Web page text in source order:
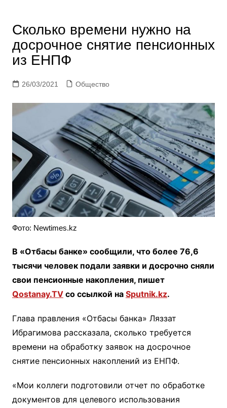
Сколько времени нужно на
досрочное снятие пенсионных
из ЕНПФ
26/03/2021 Общество
Фото: Newtimes.kz
В «Отбасы банке» сообщили, что более 76,6
тысячи человек подали заявки и досрочно сняли
свои пенсионные накопления, пишет
Qostanay.TVсо ссылкой на Sputnik.kz.
Глава правления «Отбасы банка» Ляззат
Ибрагимова рассказала, сколько требуется
времени на обработку заявок на досрочное
снятие пенсионных накоплений из ЕНПФ.
«Мои коллеги подготовили отчет по обработке
документов для целевого использования